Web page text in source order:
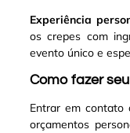
Experiência
os crepes com
evento único e
Como fazer
Entrar em contato
orçamentos